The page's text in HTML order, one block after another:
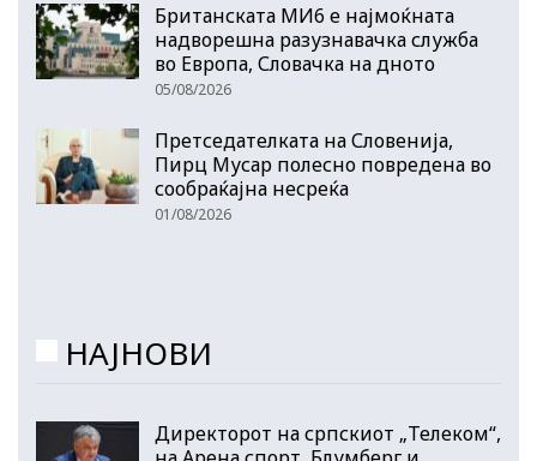
Британската МИ6 е најмоќната
надворешна разузнавачка служба
во Европа, Словачка на дното
05/08/2026
Претседателката на Словенија,
Пирц Мусар полесно повредена во
сообраќајна несреќа
01/08/2026
НАЈНОВИ
Директорот на српскиот „Телеком“,